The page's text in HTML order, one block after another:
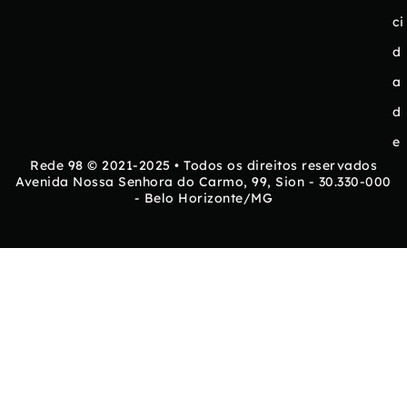
ci
d
a
d
e
Rede 98 © 2021-2025 • Todos os direitos reservados
Avenida Nossa Senhora do Carmo, 99, Sion - 30.330-000
- Belo Horizonte/MG